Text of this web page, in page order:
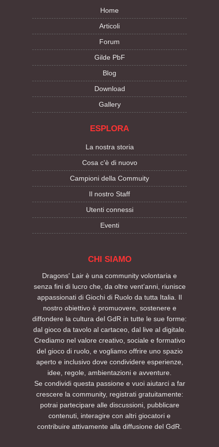
Home
Articoli
Forum
Gilde PbF
Blog
Download
Gallery
ESPLORA
La nostra storia
Cosa c'è di nuovo
Campioni della Commuity
Il nostro Staff
Utenti connessi
Eventi
CHI SIAMO
Dragons' Lair è una community volontaria e
senza fini di lucro che, da oltre vent’anni, riunisce
appassionati di Giochi di Ruolo da tutta Italia. Il
nostro obiettivo è promuovere, sostenere e
diffondere la cultura del GdR in tutte le sue forme:
dal gioco da tavolo al cartaceo, dal live al digitale.
Crediamo nel valore creativo, sociale e formativo
del gioco di ruolo, e vogliamo offrire uno spazio
aperto e inclusivo dove condividere esperienze,
idee, regole, ambientazioni e avventure.
Se condividi questa passione e vuoi aiutarci a far
crescere la community, registrati gratuitamente:
potrai partecipare alle discussioni, pubblicare
contenuti, interagire con altri giocatori e
contribuire attivamente alla diffusione del GdR.